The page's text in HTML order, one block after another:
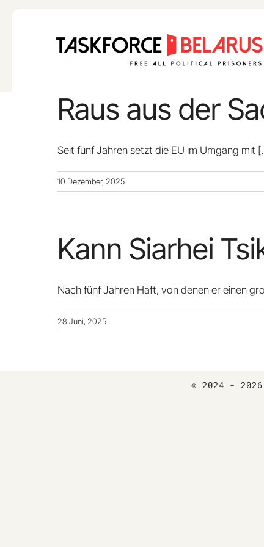
Raus aus der
Seit fünf Jahren setzt die EU im Umgang mit
10 Dezember, 2025
Kann Siarhei
Nach fünf Jahren Haft, von denen er einen
28 Juni, 2025
© 2024 - 2026